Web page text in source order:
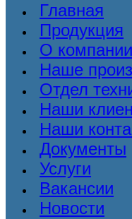
Главная
Продукция
О компании
Наше
Отдел
Наши
Наши
Документы
Услуги
Вакансии
Новости